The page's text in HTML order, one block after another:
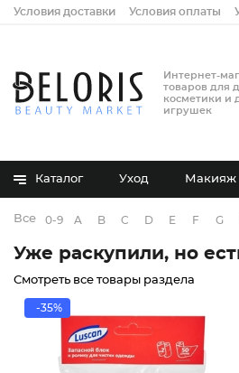
Условия доставки Условия оплаты
Интернет-
товаров для
косметики и
игрушек
Каталог Уход Макияж
Все бренды
0-9 A B C D E F G
Уже раскупили, но
Смотреть все товары раздела
-35%